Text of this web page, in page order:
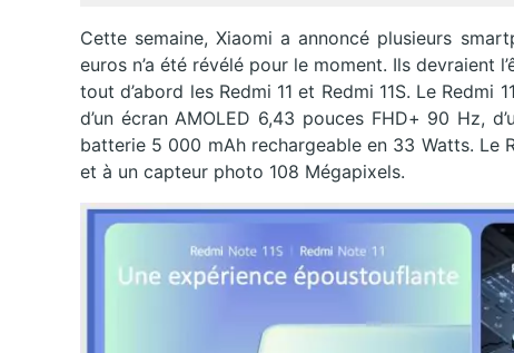
Cette semaine, Xiaomi a annoncé plusieurs
euros n’a été révélé pour le moment. Ils devraient
tout d’abord les Redmi 11 et Redmi 11S. Le Redmi
d’un écran AMOLED 6,43 pouces FHD+ 90 Hz,
batterie 5 000 mAh rechargeable en 33 Watts. Le
et à un capteur photo 108 Mégapixels.